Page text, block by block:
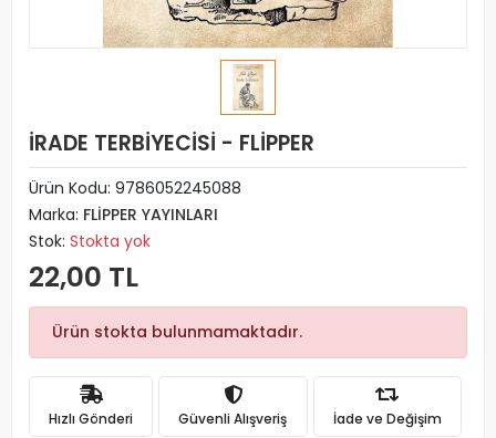
İRADE TERBİYECİSİ - FLİPPER
Ürün Kodu: 9786052245088
Marka: FLİPPER YAYINLARI
Stok: Stokta yok
22,00 TL
Ürün stokta bulunmamaktadır.
Hızlı Gönderi Güvenli Alışveriş İade ve Değişim